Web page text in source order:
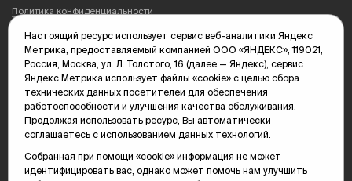
Политика конфиденциальности
Редакция: 625035, Тюмень, пр. Геологоразведчиков, 28А
(3452) 68-89-05
edit@vsluh.ru
Главный редактор: Панкина Т.Ю.
kika@vsluh.ru
По вопросам рекламы:
(3452) 68-89-78
kotovaev@sibinformburo.ru
Настоящий ресурс использует сервис веб-аналитики Яндекс
Метрика, предоставляемый компанией ООО «ЯНДЕКС», 119021,
Россия, Москва, ул. Л. Толстого, 16 (далее — Яндекс), сервис
Яндекс Метрика использует файлы «cookie» с целью сбора
технических данных посетителей для обеспечения
работоспособности и улучшения качества обслуживания.
Продолжая использовать ресурс, Вы автоматически
соглашаетесь с использованием данных технологий.
Собранная при помощи «cookie» информация не может
идентифицировать вас, однако может помочь нам улучшить